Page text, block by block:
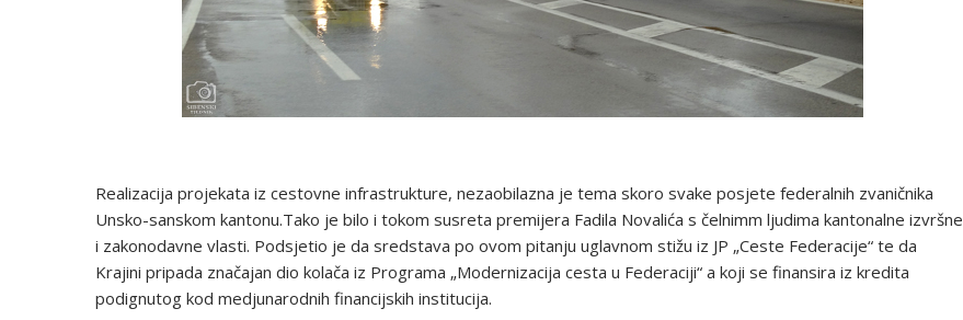
Realizacija projekata iz cestovne infrastrukture, nezaobilazna je tema skoro svake posjete federalnih zvaničnika
Unsko-sanskom kantonu.Tako je bilo i tokom susreta premijera Fadila Novalića s čelnimm ljudima kantonalne izvršne
i zakonodavne vlasti. Podsjetio je da sredstava po ovom pitanju uglavnom stižu iz JP „Ceste Federacije“ te da
Krajini pripada značajan dio kolača iz Programa „Modernizacija cesta u Federaciji“ a koji se finansira iz kredita
podignutog kod medjunarodnih financijskih institucija.